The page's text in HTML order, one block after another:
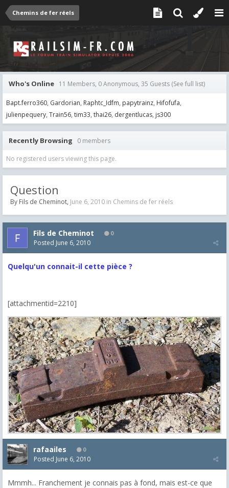
Chemins de fer réels
Who's Online 11 Members, 0 Anonymous, 35 Guests (See full list)
Bapt.ferro360 Gardorian Raphtc_Idfm papytrainz Hifofufa
julienpequery Train56 tim33 thai26 dergentlucas js300
Recently Browsing 0 members
No registered users viewing this page.
Question
By Fils de Cheminot, June 6, 2010 in Chemins de fer réels
Fils de Cheminot 0
Posted June 6, 2010
Quelqu'un connait-il cette pièce ?
[attachmentid=2210]
rafaailes 0
Posted June 6, 2010
Mmmh... Franchement je connais pas à fond, mais est-ce que